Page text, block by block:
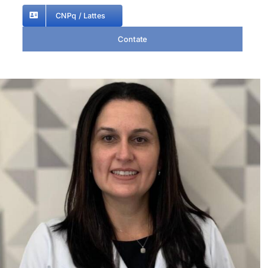
CNPq / Lattes
Contate